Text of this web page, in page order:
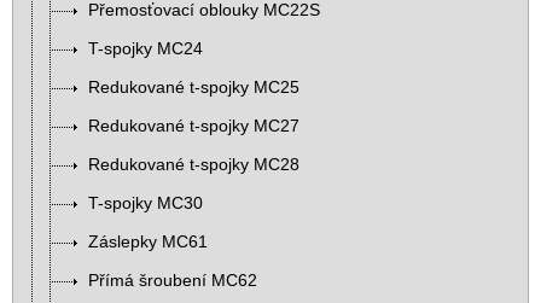
Přemosťovací oblouky MC22S
T-spojky MC24
Redukované t-spojky MC25
Redukované t-spojky MC27
Redukované t-spojky MC28
T-spojky MC30
Záslepky MC61
Přímá šroubení MC62